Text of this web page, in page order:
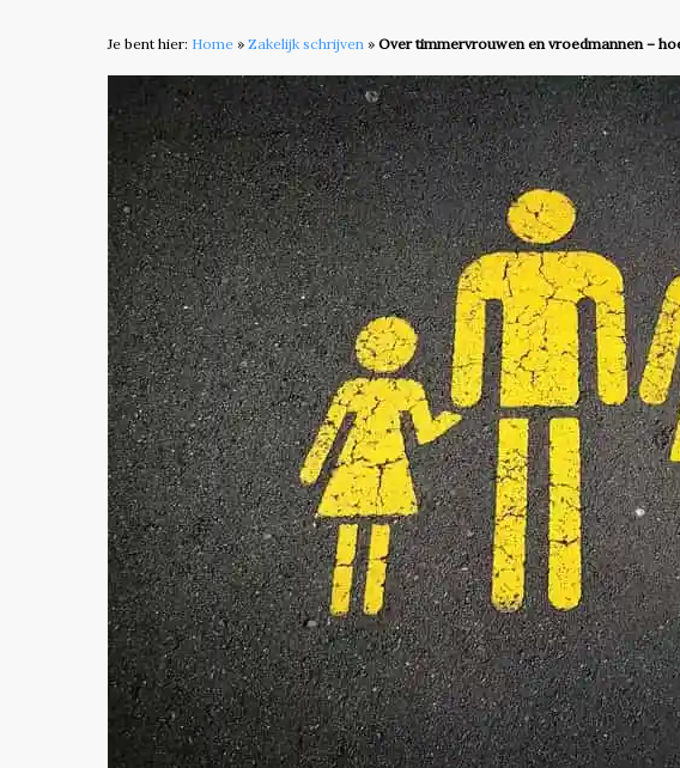
Je bent hier: Home » Zakelijk schrijven » Over timmervrouwen en vroedmannen –